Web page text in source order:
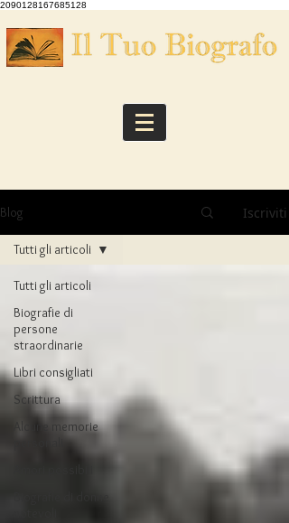
2090128167685128
Blog Iscriviti
Tutti gli articoli
Biografie di
persone
straordinarie
Libri consigliati
Scrittura
Alcune memorie
Tutti gli articoli